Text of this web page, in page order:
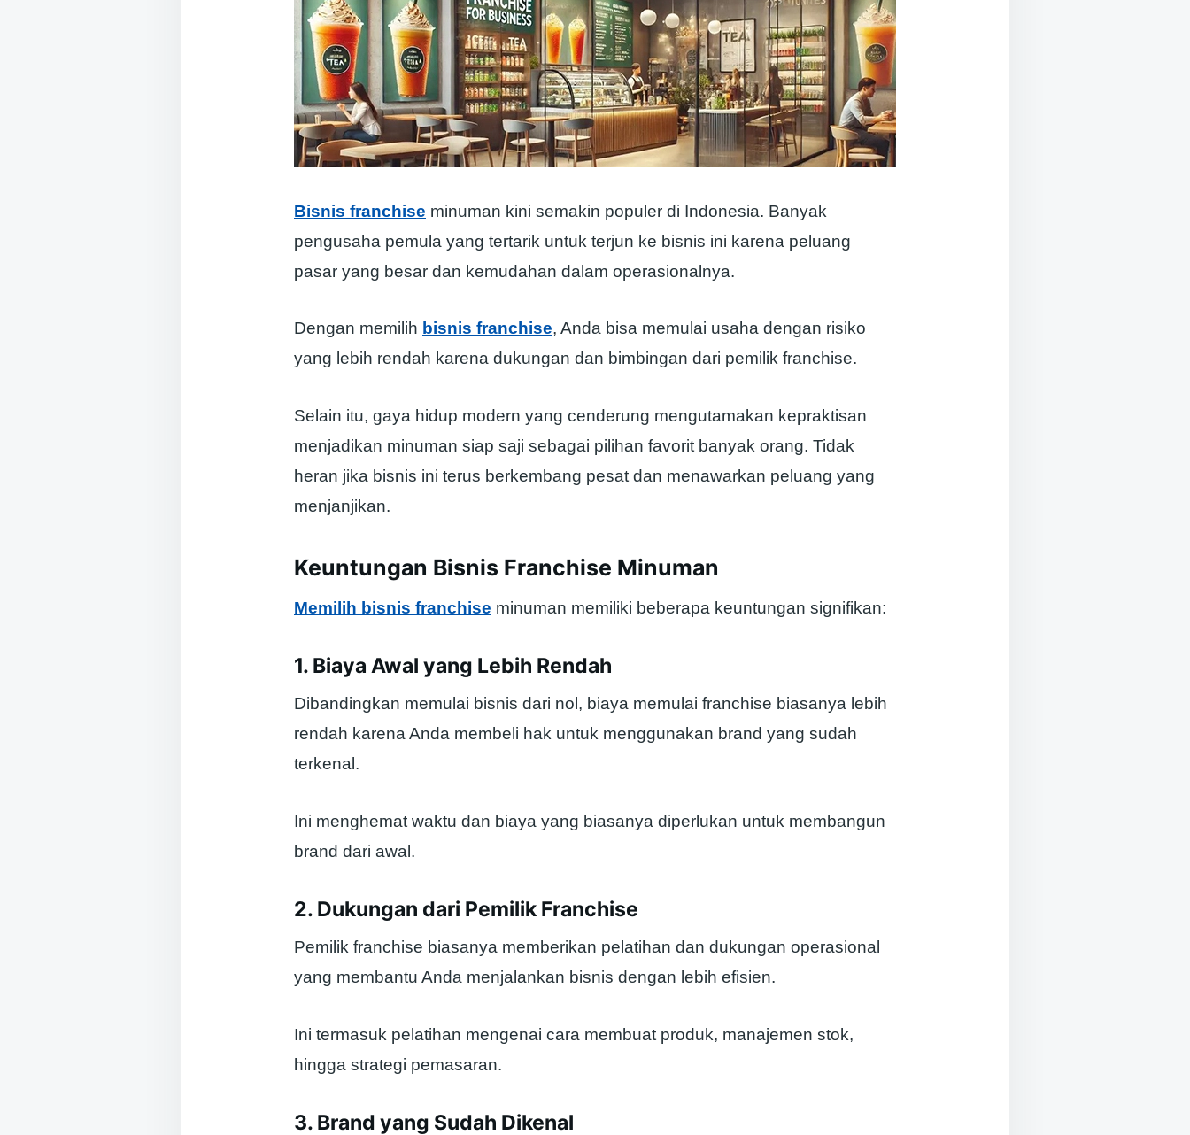
Bisnis franchise minuman kini semakin populer di Indonesia. Banyak
pengusaha pemula yang tertarik untuk terjun ke bisnis ini karena peluang
pasar yang besar dan kemudahan dalam operasionalnya.
Dengan memilih bisnis franchise, Anda bisa memulai usaha dengan risiko
yang lebih rendah karena dukungan dan bimbingan dari pemilik franchise.
Selain itu, gaya hidup modern yang cenderung mengutamakan kepraktisan
menjadikan minuman siap saji sebagai pilihan favorit banyak orang. Tidak
heran jika bisnis ini terus berkembang pesat dan menawarkan peluang yang
menjanjikan.
Keuntungan Bisnis Franchise Minuman
Memilih bisnis franchise minuman memiliki beberapa keuntungan signifikan:
1. Biaya Awal yang Lebih Rendah
Dibandingkan memulai bisnis dari nol, biaya memulai franchise biasanya lebih
rendah karena Anda membeli hak untuk menggunakan brand yang sudah
terkenal.
Ini menghemat waktu dan biaya yang biasanya diperlukan untuk membangun
brand dari awal.
2. Dukungan dari Pemilik Franchise
Pemilik franchise biasanya memberikan pelatihan dan dukungan operasional
yang membantu Anda menjalankan bisnis dengan lebih efisien.
Ini termasuk pelatihan mengenai cara membuat produk, manajemen stok,
hingga strategi pemasaran.
3. Brand yang Sudah Dikenal